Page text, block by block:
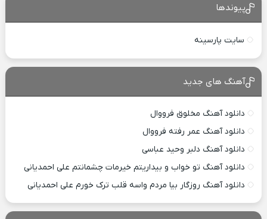
پیوندها
سایت پارسینه
آهنگ های جدید
دانلود آهنگ مخلوق فرووال
دانلود آهنگ عمر رفته فرووال
دانلود آهنگ دلبر وحید عباسی
دانلود آهنگ تو خواب و بیداریتم خیرمات چشمانتم علی احمدیانی
دانلود آهنگ روزگار بیا مردم واسه قلب ترک خورم علی احمدیانی